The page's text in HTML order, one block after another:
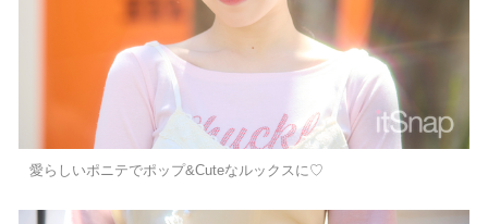
愛らしいポニテでポップ&Cuteなルックスに♡